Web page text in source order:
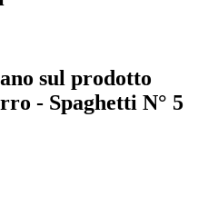
sul prodotto
- Spaghetti N° 5